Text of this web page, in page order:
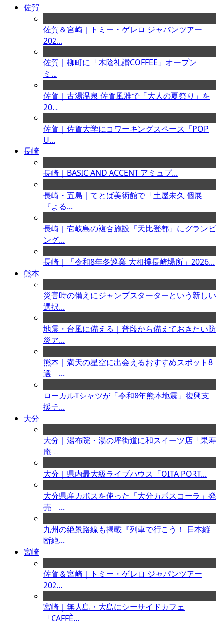
佐賀
佐賀＆宮崎｜トミー・ゲレロ ジャパンツアー
202...
佐賀｜柳町に「木陰礼讃COFFEE」オープン
ミ...
佐賀｜古湯温泉 佐賀風雅で「大人の夏祭り」を
20...
佐賀｜佐賀大学にコワーキングスペース「POP
U...
長崎
長崎｜BASIC AND ACCENT アミュプ...
長崎・五島｜てとば美術館で「土屋未久 個展
『よる...
長崎｜壱岐島の複合施設「天比登都」にグランピ
ング...
長崎｜「令和8年冬巡業 大相撲長崎場所」2026...
熊本
災害時の備えにジャンプスターターという新しい
選択...
地震・台風に備える｜普段から備えておきたい防
災ア...
熊本｜満天の星空に出会えるおすすめスポット8
選｜...
ローカルTシャツが「令和8年熊本地震」復興支
援チ...
大分
大分｜湯布院・湯の坪街道に和スイーツ店「果寿
庵 ...
大分｜県内最大級ライブハウス「OITA PORT...
大分県産カボスを使った「大分カボスコーラ」発
売 ...
九州の絶景路線も掲載『列車で行こう！ 日本縦
断絶...
宮崎
佐賀＆宮崎｜トミー・ゲレロ ジャパンツアー
202...
宮崎｜無人島・大島にシーサイドカフェ
「CAFFÈ...